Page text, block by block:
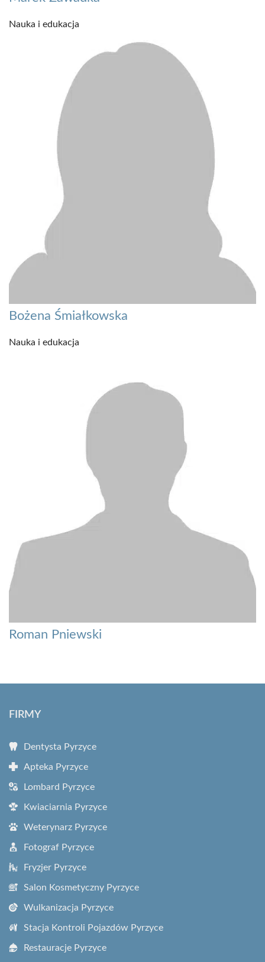
Nauka i edukacja
Bożena Śmiałkowska
Nauka i edukacja
Roman Pniewski
FIRMY
Dentysta Pyrzyce
Apteka Pyrzyce
Lombard Pyrzyce
Kwiaciarnia Pyrzyce
Weterynarz Pyrzyce
Fotograf Pyrzyce
Fryzjer Pyrzyce
Salon Kosmetyczny Pyrzyce
Wulkanizacja Pyrzyce
Stacja Kontroli Pojazdów Pyrzyce
Restauracje Pyrzyce